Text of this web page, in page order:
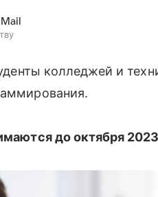
колледжей и
до октября